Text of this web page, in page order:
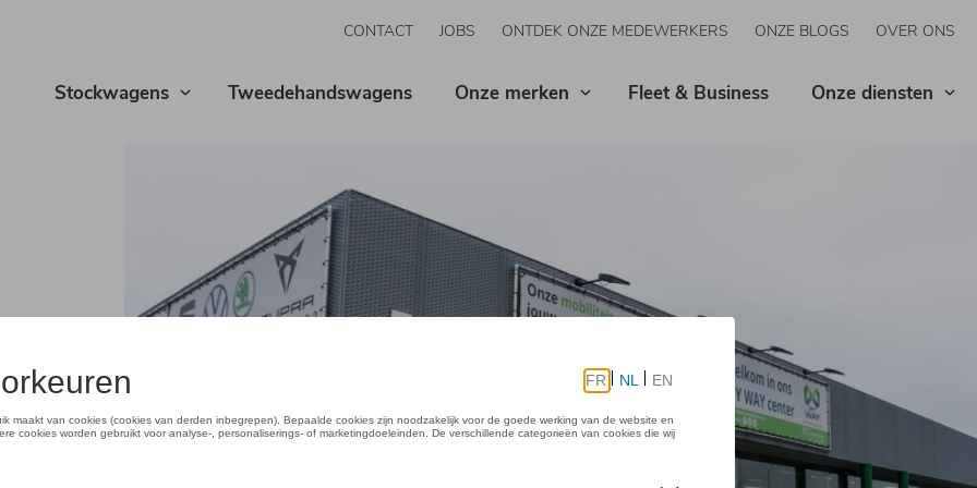
CONTACT JOBS ONTDEK ONZE MEDEWERKERS ONZE BLOGS OVER ONS
Stockwagens Tweedehandswagens Onze merken Fleet & Business Onze diensten
met de